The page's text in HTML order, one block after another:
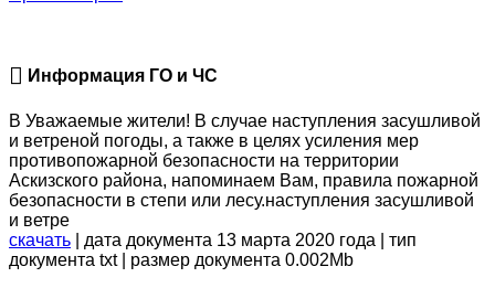
Информация ГО и ЧС
В Уважаемые жители! В случае наступления засушливой
и ветреной погоды, а также в целях усиления мер
противопожарной безопасности на территории
Аскизского района, напоминаем Вам, правила пожарной
безопасности в степи или лесу.наступления засушливой
и ветре
скачать | дата документа 13 марта 2020 года | тип
документа txt | размер документа 0.002Mb